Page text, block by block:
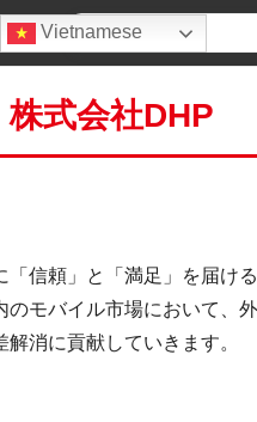
Tìm
式会社DHP
信頼」と「満足」を届ける
のモバイル市場において、
消に貢献していきます。
Vietnamese